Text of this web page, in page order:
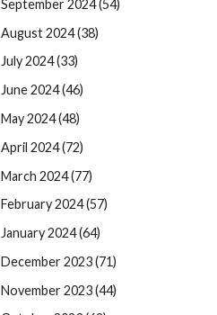
September 2024 (54)
August 2024 (38)
July 2024 (33)
June 2024 (46)
May 2024 (48)
April 2024 (72)
March 2024 (77)
February 2024 (57)
January 2024 (64)
December 2023 (71)
November 2023 (44)